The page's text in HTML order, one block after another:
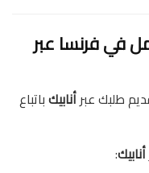
في فرنسا عبر
طلبك عبرأنابيكباتباع
أنابيك: